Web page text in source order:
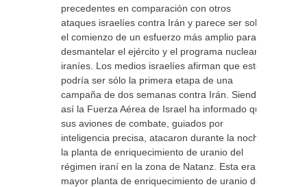
precedentes en comparación con otros
ataques israelíes contra Irán y parece ser solo
el comienzo de un esfuerzo más amplio para
desmantelar el ejército y el programa nuclear
iraníes. Los medios israelíes afirman que esto
podría ser sólo la primera etapa de una
campaña de dos semanas contra Irán. Siendo
así la Fuerza Aérea de Israel ha informado que
sus aviones de combate, guiados por
inteligencia precisa, atacaron durante la noche
la planta de enriquecimiento de uranio del
régimen iraní en la zona de Natanz. Esta era la
mayor planta de enriquecimiento de uranio de